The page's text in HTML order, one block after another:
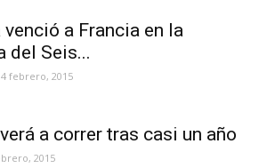
venció a Francia en la
del Seis...
febrero, 2015
a correr tras casi un año
2015